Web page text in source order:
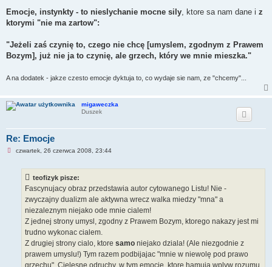
Emocje, instynkty - to nieslychanie mocne sily, ktore sa nam dane i z
ktorymi "nie ma zartow":
"Jeżeli zaś czynię to, czego nie chcę [umyslem, zgodnym z Prawem
Bozym], już nie ja to czynię, ale grzech, który we mnie mieszka."
A na dodatek - jakze czesto emocje dyktuja to, co wydaje sie nam, ze "chcemy"...
migaweczka
Duszek
Re: Emocje
Nczwartek, 26 czerwca 2008, 23:44
teofizyk pisze:
Fascynujacy obraz przedstawia autor cytowanego Listu! Nie -
zwyczajny dualizm ale aktywna wrecz walka miedzy "mna" a
niezaleznym niejako ode mnie cialem!
Z jednej strony umysl, zgodny z Prawem Bozym, ktorego nakazy jest mi
trudno wykonac cialem.
Z drugiej strony cialo, ktore samo niejako dziala! (Ale niezgodnie z
prawem umyslu!) Tym razem podbijajac "mnie w niewolę pod prawo
grzechu". Cielesne odruchy, w tym emocje, ktore hamuja wplyw rozumu